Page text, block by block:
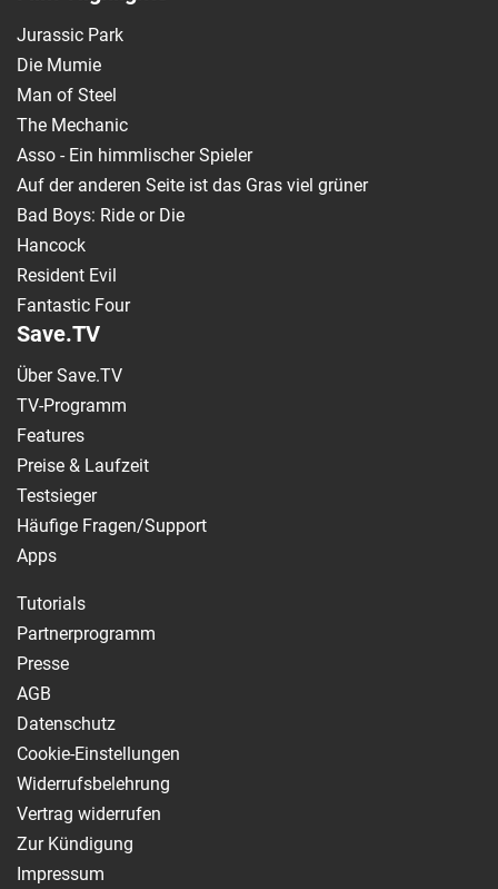
Jurassic Park
Die Mumie
Man of Steel
The Mechanic
Asso - Ein himmlischer Spieler
Auf der anderen Seite ist das Gras viel grüner
Bad Boys: Ride or Die
Hancock
Resident Evil
Fantastic Four
Save.TV
Über Save.TV
TV-Programm
Features
Preise & Laufzeit
Testsieger
Häufige Fragen/Support
Apps
Tutorials
Partnerprogramm
Presse
AGB
Datenschutz
Cookie-Einstellungen
Widerrufsbelehrung
Vertrag widerrufen
Zur Kündigung
Impressum